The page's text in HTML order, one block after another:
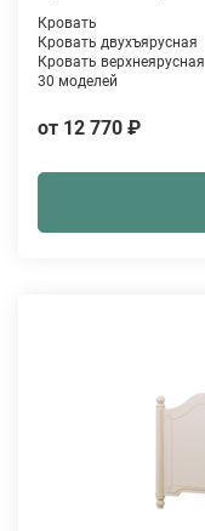
Кровать
Кровать двухъярусная
Кровать верхнеярусная
30 моделей
от 12 770 ₽